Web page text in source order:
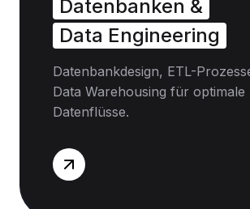
Datenbanken &
Data Engineering
Datenbankdesign, ETL-
Data Warehousing für optimale
Datenflüsse.